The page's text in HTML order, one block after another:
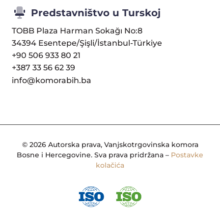
Predstavništvo u Turskoj
TOBB Plaza Harman Sokağı No:8
34394 Esentepe/Şişli/İstanbul-Türkiye
+90 506 933 80 21
+387 33 56 62 39
info@komorabih.ba
© 2026 Autorska prava, Vanjskotrgovinska komora
Bosne i Hercegovine. Sva prava pridržana – Postavke
kolačića